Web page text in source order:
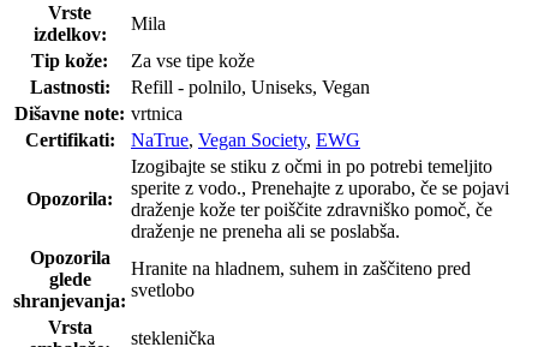
Vrste
izdelkov:
Mila
Tip kože:
Za vse tipe kože
Lastnosti:
Refill - polnilo, Uniseks, Vegan
Dišavne note: vrtnica
Certifikati:
NaTrue, Vegan Society, EWG
Opozorila:
Izogibajte se stiku z očmi in po potrebi temeljito
sperite z vodo., Prenehajte z uporabo, če se pojavi
draženje kože ter poiščite zdravniško pomoč, če
draženje ne preneha ali se poslabša.
Opozorila
glede
shranjevanja:
Hranite na hladnem, suhem in zaščiteno pred
svetlobo
Vrsta
steklenička